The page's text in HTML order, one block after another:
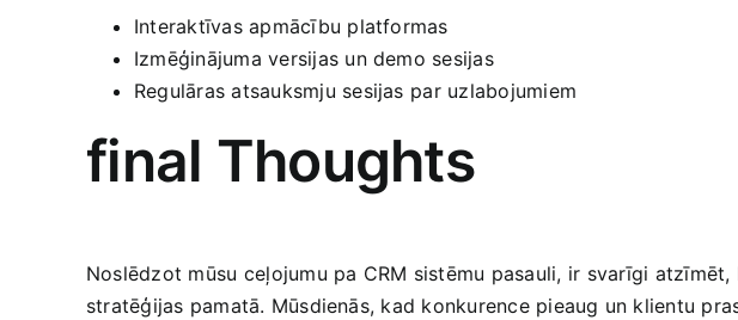
Interaktīvas apmācību platformas
Izmēģinājuma versijas un demo sesijas
Regulāras atsauksmju sesijas ⁤par uzlabojumiem
final Thoughts
Noslēdzot mūsu ⁣ceļojumu pa CRM‍ sistēmu pasauli, ir⁣ svarīgi
stratēģijas pamatā. Mūsdienās, kad konkurence pieaug un klientu